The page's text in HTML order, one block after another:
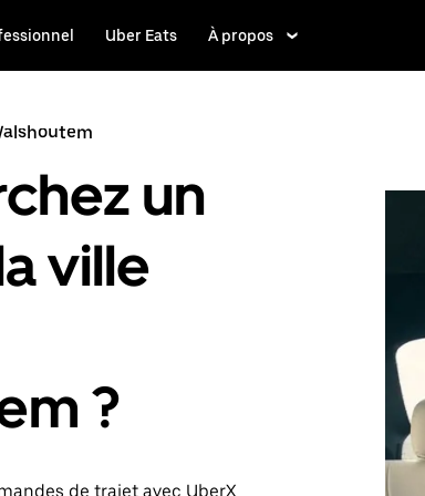
Uber Eats À propos
un
ville
?
de trajet avec UberX